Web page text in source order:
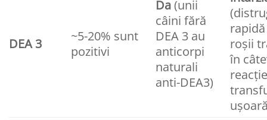
DEA 3
~5-20% sunt
pozitivi
Da(unii
câini fără
DEA 3 au
anticorpi
naturali
anti-DEA3)
roșii
în